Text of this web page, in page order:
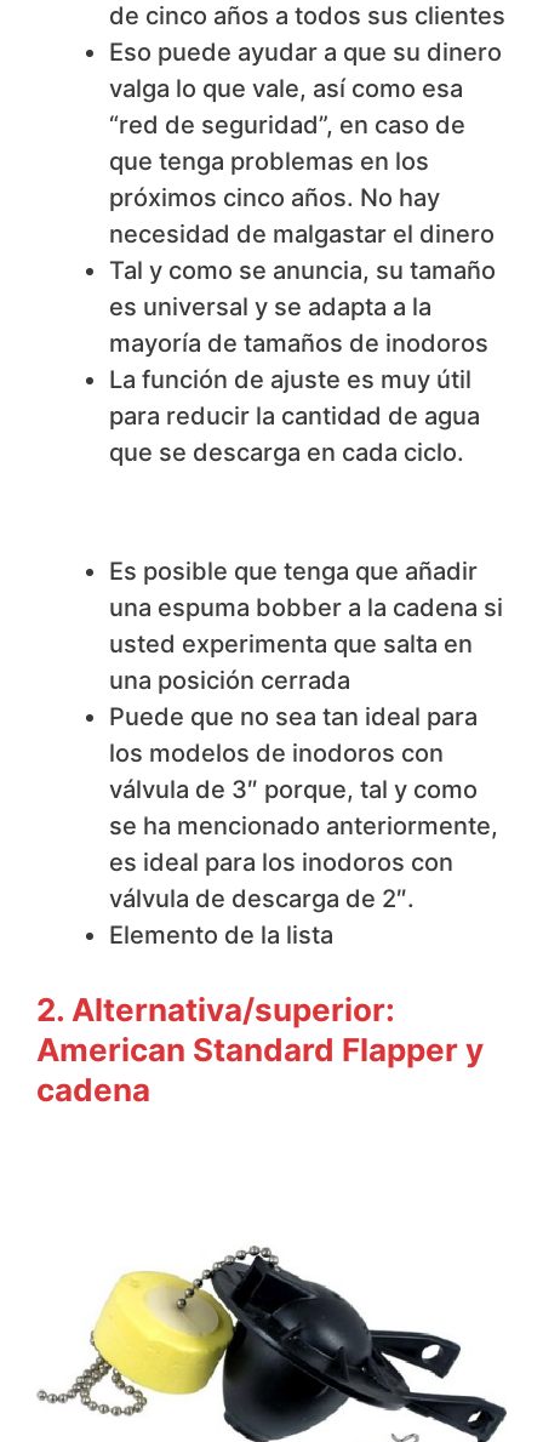
de cinco años a todos sus clientes
Eso puede ayudar a que su dinero
valga lo que vale, así como esa
“red de seguridad”, en caso de
que tenga problemas en los
próximos cinco años. No hay
necesidad de malgastar el dinero
Tal y como se anuncia, su tamaño
es universal y se adapta a la
mayoría de tamaños de inodoros
La función de ajuste es muy útil
para reducir la cantidad de agua
que se descarga en cada ciclo.
Es posible que tenga que añadir
una espuma bobber a la cadena si
usted experimenta que salta en
una posición cerrada
Puede que no sea tan ideal para
los modelos de inodoros con
válvula de 3″ porque, tal y como
se ha mencionado anteriormente,
es ideal para los inodoros con
válvula de descarga de 2″.
Elemento de la lista
2. Alternativa/superior:
American Standard Flapper y
cadena